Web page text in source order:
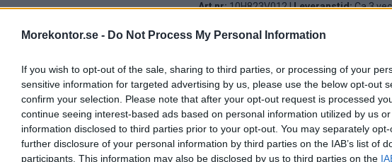
Morekontor.se - Do Not Process My Personal Information
If you wish to opt-out of the sale, sharing to third parties, or processing of your
sensitive information for targeted advertising by us, please use the below opt-out
confirm your selection. Please note that after your opt-out request is processed
continue seeing interest-based ads based on personal information utilized by us
information disclosed to third parties prior to your opt-out. You may separately
further disclosure of your personal information by third parties on the IAB’s list of
participants. This information may also be disclosed by us to third parties on the
Art nr:10H823V012 |Leveranstid:Ca 3
Betala mot faktura (pdf), e-faktura
Leverans till er dörr
Vi levererar alltid till ert företag
Montering på plats
Vi kan montera möblerna